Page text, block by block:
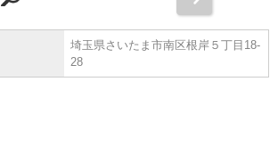
埼玉県さいたま市南区根岸５丁目18-
28